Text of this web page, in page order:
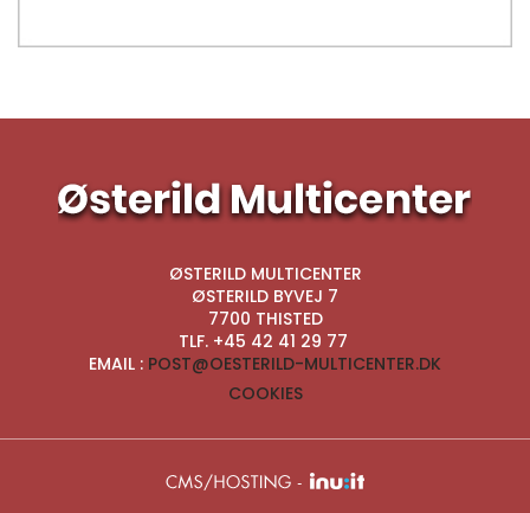
ØSTERILD MULTICENTER
|
ØSTERILD BYVEJ 7
|
7700 THISTED
|
TLF. +45 42 41 29 77
|
EMAIL : POST@OESTERILD-MULTICENTER.DK
COOKIES